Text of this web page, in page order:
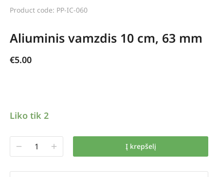
Product code: PP-IC-060
Aliuminis vamzdis 10 cm, 63 mm
€5.00
Liko tik 2
Į krepšelį
Alternative: